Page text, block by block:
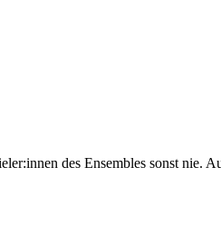
des Ensembles sonst nie.